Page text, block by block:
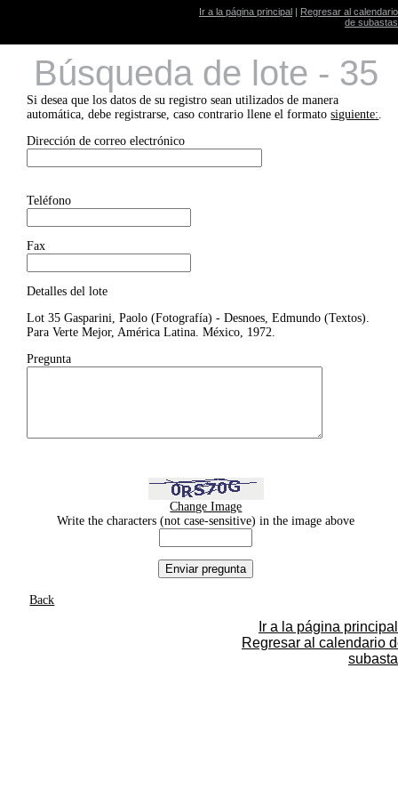
Ir a la página principal | Regresar al calendario
de subastas
Búsqueda de lote - 35
Si desea que los datos de su registro sean utilizados de manera
automática, debe registrarse, caso contrario llene el formatosiguiente:.
Dirección de correo electrónico
Teléfono
Fax
Detalles del lote
Lot 35 Gasparini, Paolo (Fotografía) - Desnoes, Edmundo (Textos).
Para Verte Mejor, América Latina. México, 1972.
Pregunta
Change Image
Write the characters (not case-sensitive) in the image above
Back
Ir a la página principal
Regresar al calendario